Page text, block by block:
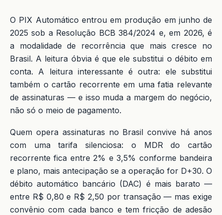
O PIX Automático entrou em produção em junho de
2025 sob a Resolução BCB 384/2024 e, em 2026, é
a modalidade de recorrência que mais cresce no
Brasil. A leitura óbvia é que ele substitui o débito em
conta. A leitura interessante é outra: ele substitui
também o cartão recorrente em uma fatia relevante
de assinaturas — e isso muda a margem do negócio,
não só o meio de pagamento.
Quem opera assinaturas no Brasil convive há anos
com uma tarifa silenciosa: o MDR do cartão
recorrente fica entre 2% e 3,5% conforme bandeira
e plano, mais antecipação se a operação for D+30. O
débito automático bancário (DAC) é mais barato —
entre R$ 0,80 e R$ 2,50 por transação — mas exige
convênio com cada banco e tem fricção de adesão